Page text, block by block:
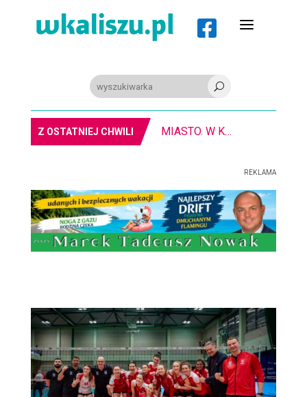
 a
U
Z OSTATNIEJ CHWILI MIASTO. W Kaliszu kręcą film. Zmiany w kursowaniu autobusów KLA
REKLAMA